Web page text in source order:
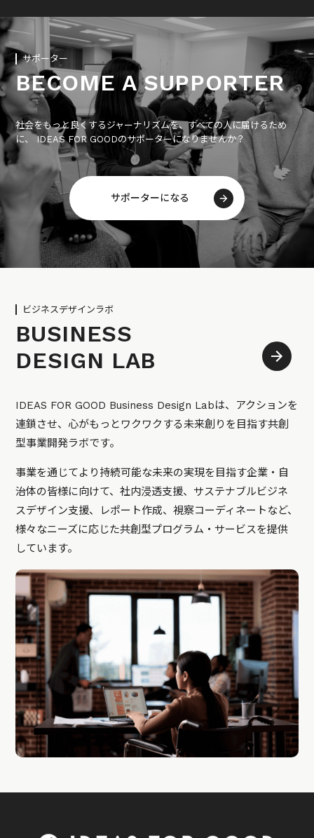
サポーター
BECOME A SUPPORTER
社会をもっと良くするジャーナリズムを、すべての人に届けるため
に、 IDEAS FOR GOODのサポーターになりませんか？
サポーターになる
ビジネスデザインラボ
BUSINESS
DESIGN LAB
IDEAS FOR GOOD Business Design Labは、アクションを
連鎖させ、心がもっとワクワクする未来創りを目指す共創
型事業開発ラボです。
事業を通じてより持続可能な未来の実現を目指す企業・自
治体の皆様に向けて、社内浸透支援、サステナブルビジネ
スデザイン支援、レポート作成、視察コーディネートなど、
様々なニーズに応じた共創型プログラム・サービスを提供
しています。